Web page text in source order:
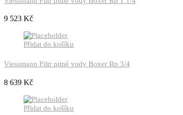
9 523 Kč
Přidat do košíku
Viessmann Filtr pitné vody Boxer Rp 3/4
8 639 Kč
Přidat do košíku